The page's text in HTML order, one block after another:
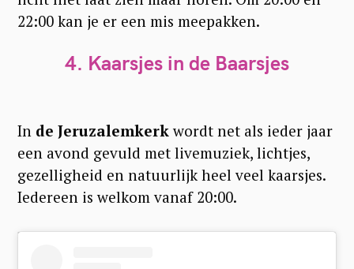
22:00 kan je er een mis meepakken.
4. Kaarsjes in de Baarsjes
In de Jeruzalemkerkwordt net als ieder jaar
een avond gevuld met livemuziek, lichtjes,
gezelligheid en natuurlijk heel veel kaarsjes.
Iedereen is welkom vanaf 20:00.